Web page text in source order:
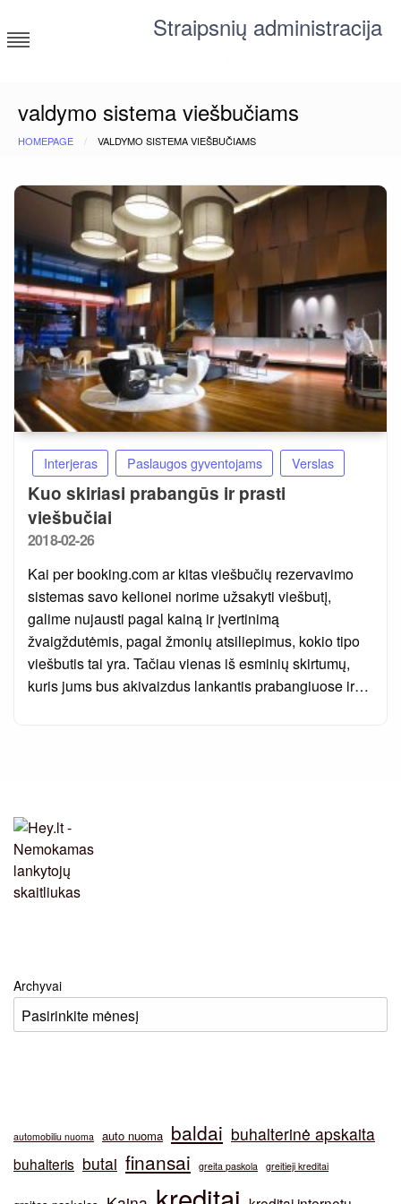
to
content
Straipsnių administracija
valdymo sistema viešbučiams
HOMEPAGE VALDYMO SISTEMA VIEŠBUČIAMS
Interjeras Paslaugos gyventojams Verslas
Kuo skiriasi prabangūs ir prasti
viešbučiai
Posted
2018-02-26
Kai per booking.com ar kitas viešbučių rezervavimo
sistemas savo kelionei norime užsakyti viešbutį,
galime nujausti pagal kainą ir įvertinimą
žvaigždutėmis, pagal žmonių atsiliepimus, kokio tipo
viešbutis tai yra. Tačiau vienas iš esminių skirtumų,
kuris jums bus akivaizdus lankantis prabangiuose ir…
Archyvai
automobiliu nuoma auto nuoma baldai buhalterinė apskaita
buhalteris butai finansai greita paskola greitieji kreditai